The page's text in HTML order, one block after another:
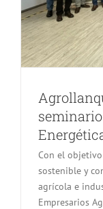
Con el
sostenible y
agrícola e
Empresarios